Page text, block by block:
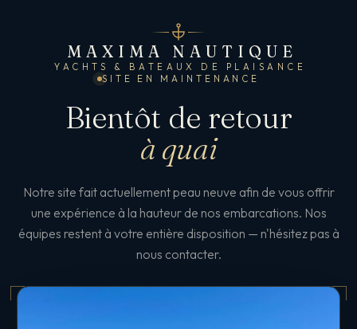
MAXIMA NAUTIQUE
YACHTS & BATEAUX DE PLAISANCE
SITE EN MAINTENANCE
Bientôt de retour
à quai
Notre site fait actuellement peau neuve afin de vous offrir
une expérience à la hauteur de nos embarcations. Nos
équipes restent à votre entière disposition — n'hésitez pas à
nous contacter.